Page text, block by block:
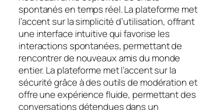
spontanés en temps réel. La plateforme met
l’accent sur la simplicité d’utilisation, offrant
une interface intuitive qui favorise les
interactions spontanées, permettant de
rencontrer de nouveaux amis du monde
entier. La plateforme met l’accent sur la
sécurité grâce à des outils de modération et
offre une expérience fluide, permettant des
conversations détendues dans un